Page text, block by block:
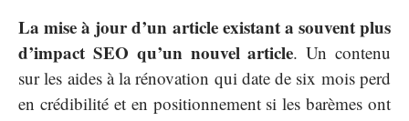
La mise à jour d’un article existant a souvent plus
d’impact SEO qu’un nouvel article. Un contenu
sur les aides à la rénovation qui date de six mois perd
en crédibilité et en positionnement si les barèmes ont